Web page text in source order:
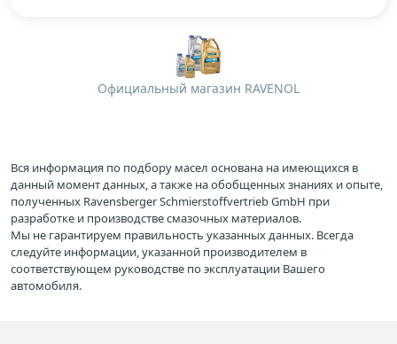
Официальный магазин RAVENOL
Вся информация по подбору масел основана на имеющихся в
данный момент данных, а также на обобщенных знаниях и опыте,
полученных Ravensberger Schmierstoffvertrieb GmbH при
разработке и производстве смазочных материалов.
Мы не гарантируем правильность указанных данных. Всегда
следуйте информации, указанной производителем в
соответствующем руководстве по эксплуатации Вашего
автомобиля.